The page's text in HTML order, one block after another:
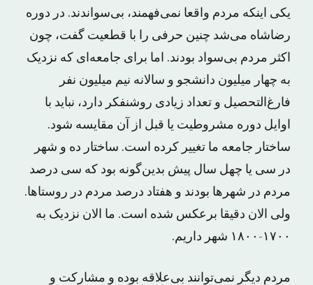
یکی اینکه مردم واقعا نمی‌فهمند، بی‌سواندند. در دوره
رضاشاه می‌شد چنین حرفی را با قطعیت گفت، چون
اکثر مردم بی‌سواد بودند. اما برای جامعه‌ای که نزدیک
به چهار میلیون دانشجو و سالانه نیم ‌میلیون نفر
فارغ‌التحصیل و تعداد زیادی روشنفکر دارد، نباید با
اوایل دوره مشروطیت یا قبل از آن مقایسه شود.
ساختار جامعه ما تغییر کرده است. ساختار ده و شهر
در سی یا چهل سال پیش بدین‌گونه بود که سی درصد
مردم در شهرها بودند و هفتاد درصد مردم در روستاها.
ولی الان دقیقا برعکس شده است. ما الان نزدیک به
۱۷۰۰-۱۸۰۰ شهر داریم.
مردم دیگر نمی‌توانند بی‌علاقه بوده و مشارکت و